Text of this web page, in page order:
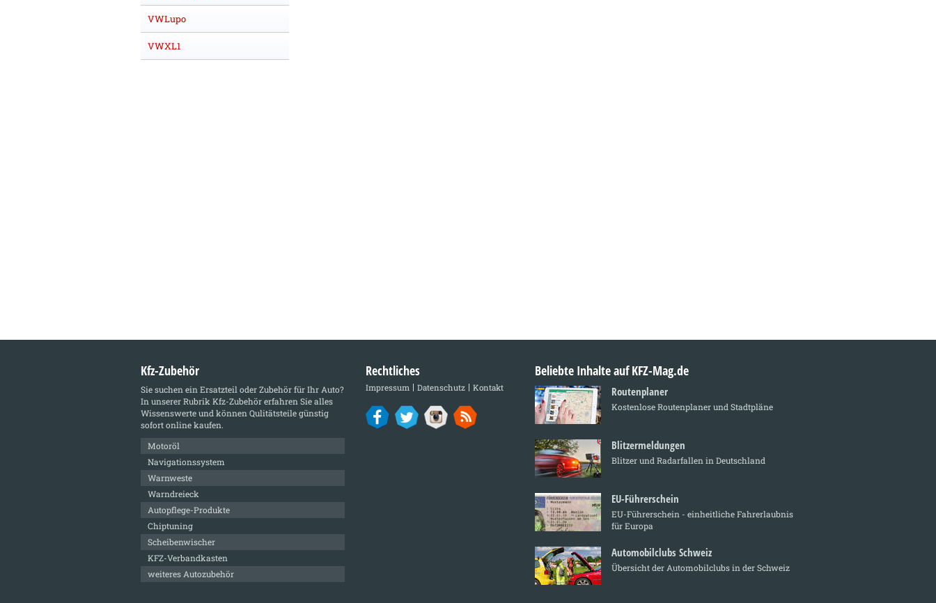
VWLupo
VWXL1
Kfz-Zubehör
Sie suchen ein Ersatzteil oder Zubehör für Ihr Auto?
In unserer Rubrik Kfz-Zubehörerfahren Sie alles
Wissenswerte und können Qulitätsteile günstig
sofort online kaufen.
Motoröl
Navigationssystem
Warnweste
Warndreieck
Autopflege-Produkte
Chiptuning
Scheibenwischer
KFZ-Verbandkasten
weiteres Autozubehör
Rechtliches
Impressum Datenschutz Kontakt
Beliebte Inhalte auf KFZ-Mag.de
Routenplaner
Kostenlose Routenplaner und Stadtpläne
Blitzermeldungen
Blitzer und Radarfallen in Deutschland
EU-Führerschein
EU-Führerschein - einheitliche Fahrerlaubnis
für Europa
Automobilclubs Schweiz
Übersicht der Automobilclubs in der Schweiz